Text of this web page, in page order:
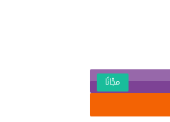
مجّانًا